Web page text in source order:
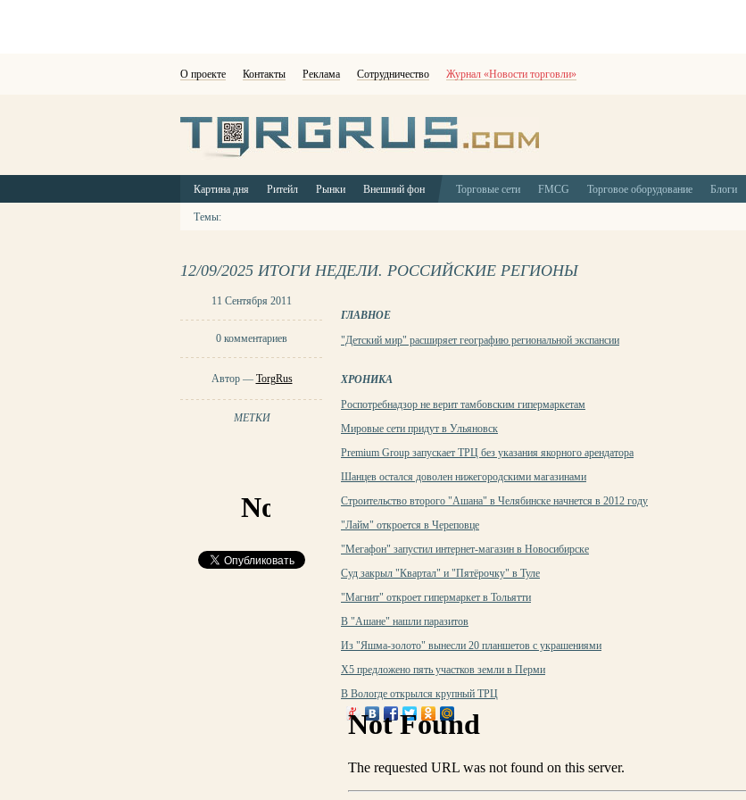
О проекте Контакты Реклама Сотрудничество Журнал «Новости торговли»
Картина дня Ритейл Рынки Внешний фон Торговые сети FMCG Торговое оборудование Блоги
Темы:
12/09/2025 ИТОГИ НЕДЕЛИ. РОССИЙСКИЕ РЕГИОНЫ
11 Сентября 2011
0 комментариев
Автор — TorgRus
МЕТКИ
ГЛАВНОЕ
"Детский мир" расширяет географию региональной экспансии
ХРОНИКА
Роспотребнадзор не верит тамбовским гипермаркетам
Мировые сети придут в Ульяновск
Premium Group запускает ТРЦ без указания якорного арендатора
Шанцев остался доволен нижегородскими магазинами
Строительство второго "Ашана" в Челябинске начнется в 2012 году
"Лайм" откроется в Череповце
"Мегафон" запустил интернет-магазин в Новосибирске
Суд закрыл "Квартал" и "Пятёрочку" в Туле
"Магнит" откроет гипермаркет в Тольятти
В "Ашане" нашли паразитов
Из "Яшма-золото" вынесли 20 планшетов с украшениями
X5 предложено пять участков земли в Перми
В Вологде открылся крупный ТРЦ